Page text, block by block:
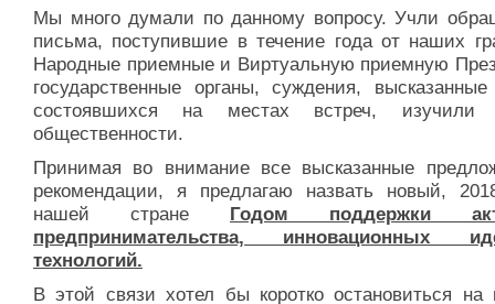
Мы много думали по данному вопросу. Учли
письма, поступившие в течение года от наших
Народные приемные и Виртуальную приемную
государственные органы, суждения,
состоявшихся на местах встреч, изучили
общественности.
Принимая во внимание все высказанные
рекомендации, я предлагаю назвать новый,
нашей стране Годом поддержки
предпринимательства, инновационных
технологий.
В этой связи хотел бы коротко остановиться на